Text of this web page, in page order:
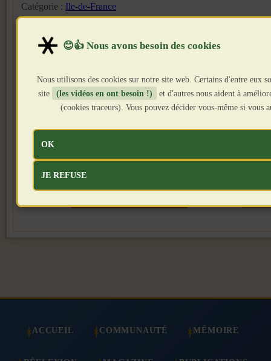
Catégorie : Ile-de-France
Création : 9 Juillet 2007
ACCUEIL COMMUNAUTÉ MÉMOIRE
Nous utilisons des cookies sur notre site web. Certains d'entre eux
site
(les vidéos en ont besoin !)
et d'autres nous aident à
(cookies traceurs). Vous pouvez décider vous-même si vous
OK
JE REFUSE